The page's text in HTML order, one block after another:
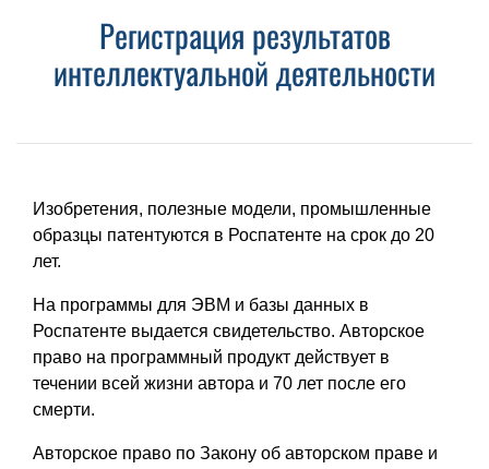
Регистрация результатов
интеллектуальной деятельности
Изобретения, полезные модели, промышленные
образцы патентуются в Роспатенте на срок до 20
лет.
На программы для ЭВМ и базы данных в
Роспатенте выдается свидетельство. Авторское
право на программный продукт действует в
течении всей жизни автора и 70 лет после его
смерти.
Авторское право по Закону об авторском праве и